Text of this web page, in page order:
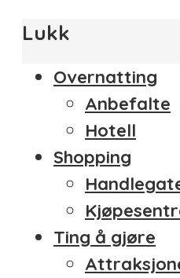
Lukk
Overnatting
Anbefalte
Hotell
Shopping
Ting å gjøre